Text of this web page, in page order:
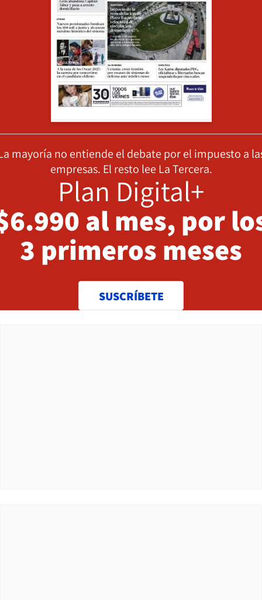
mayoría no entiende el debate por el impuesto a
empresas. El resto lee La Tercera.
Plan Digital+
al mes, por
3 primeros meses
SUSCRÍBETE